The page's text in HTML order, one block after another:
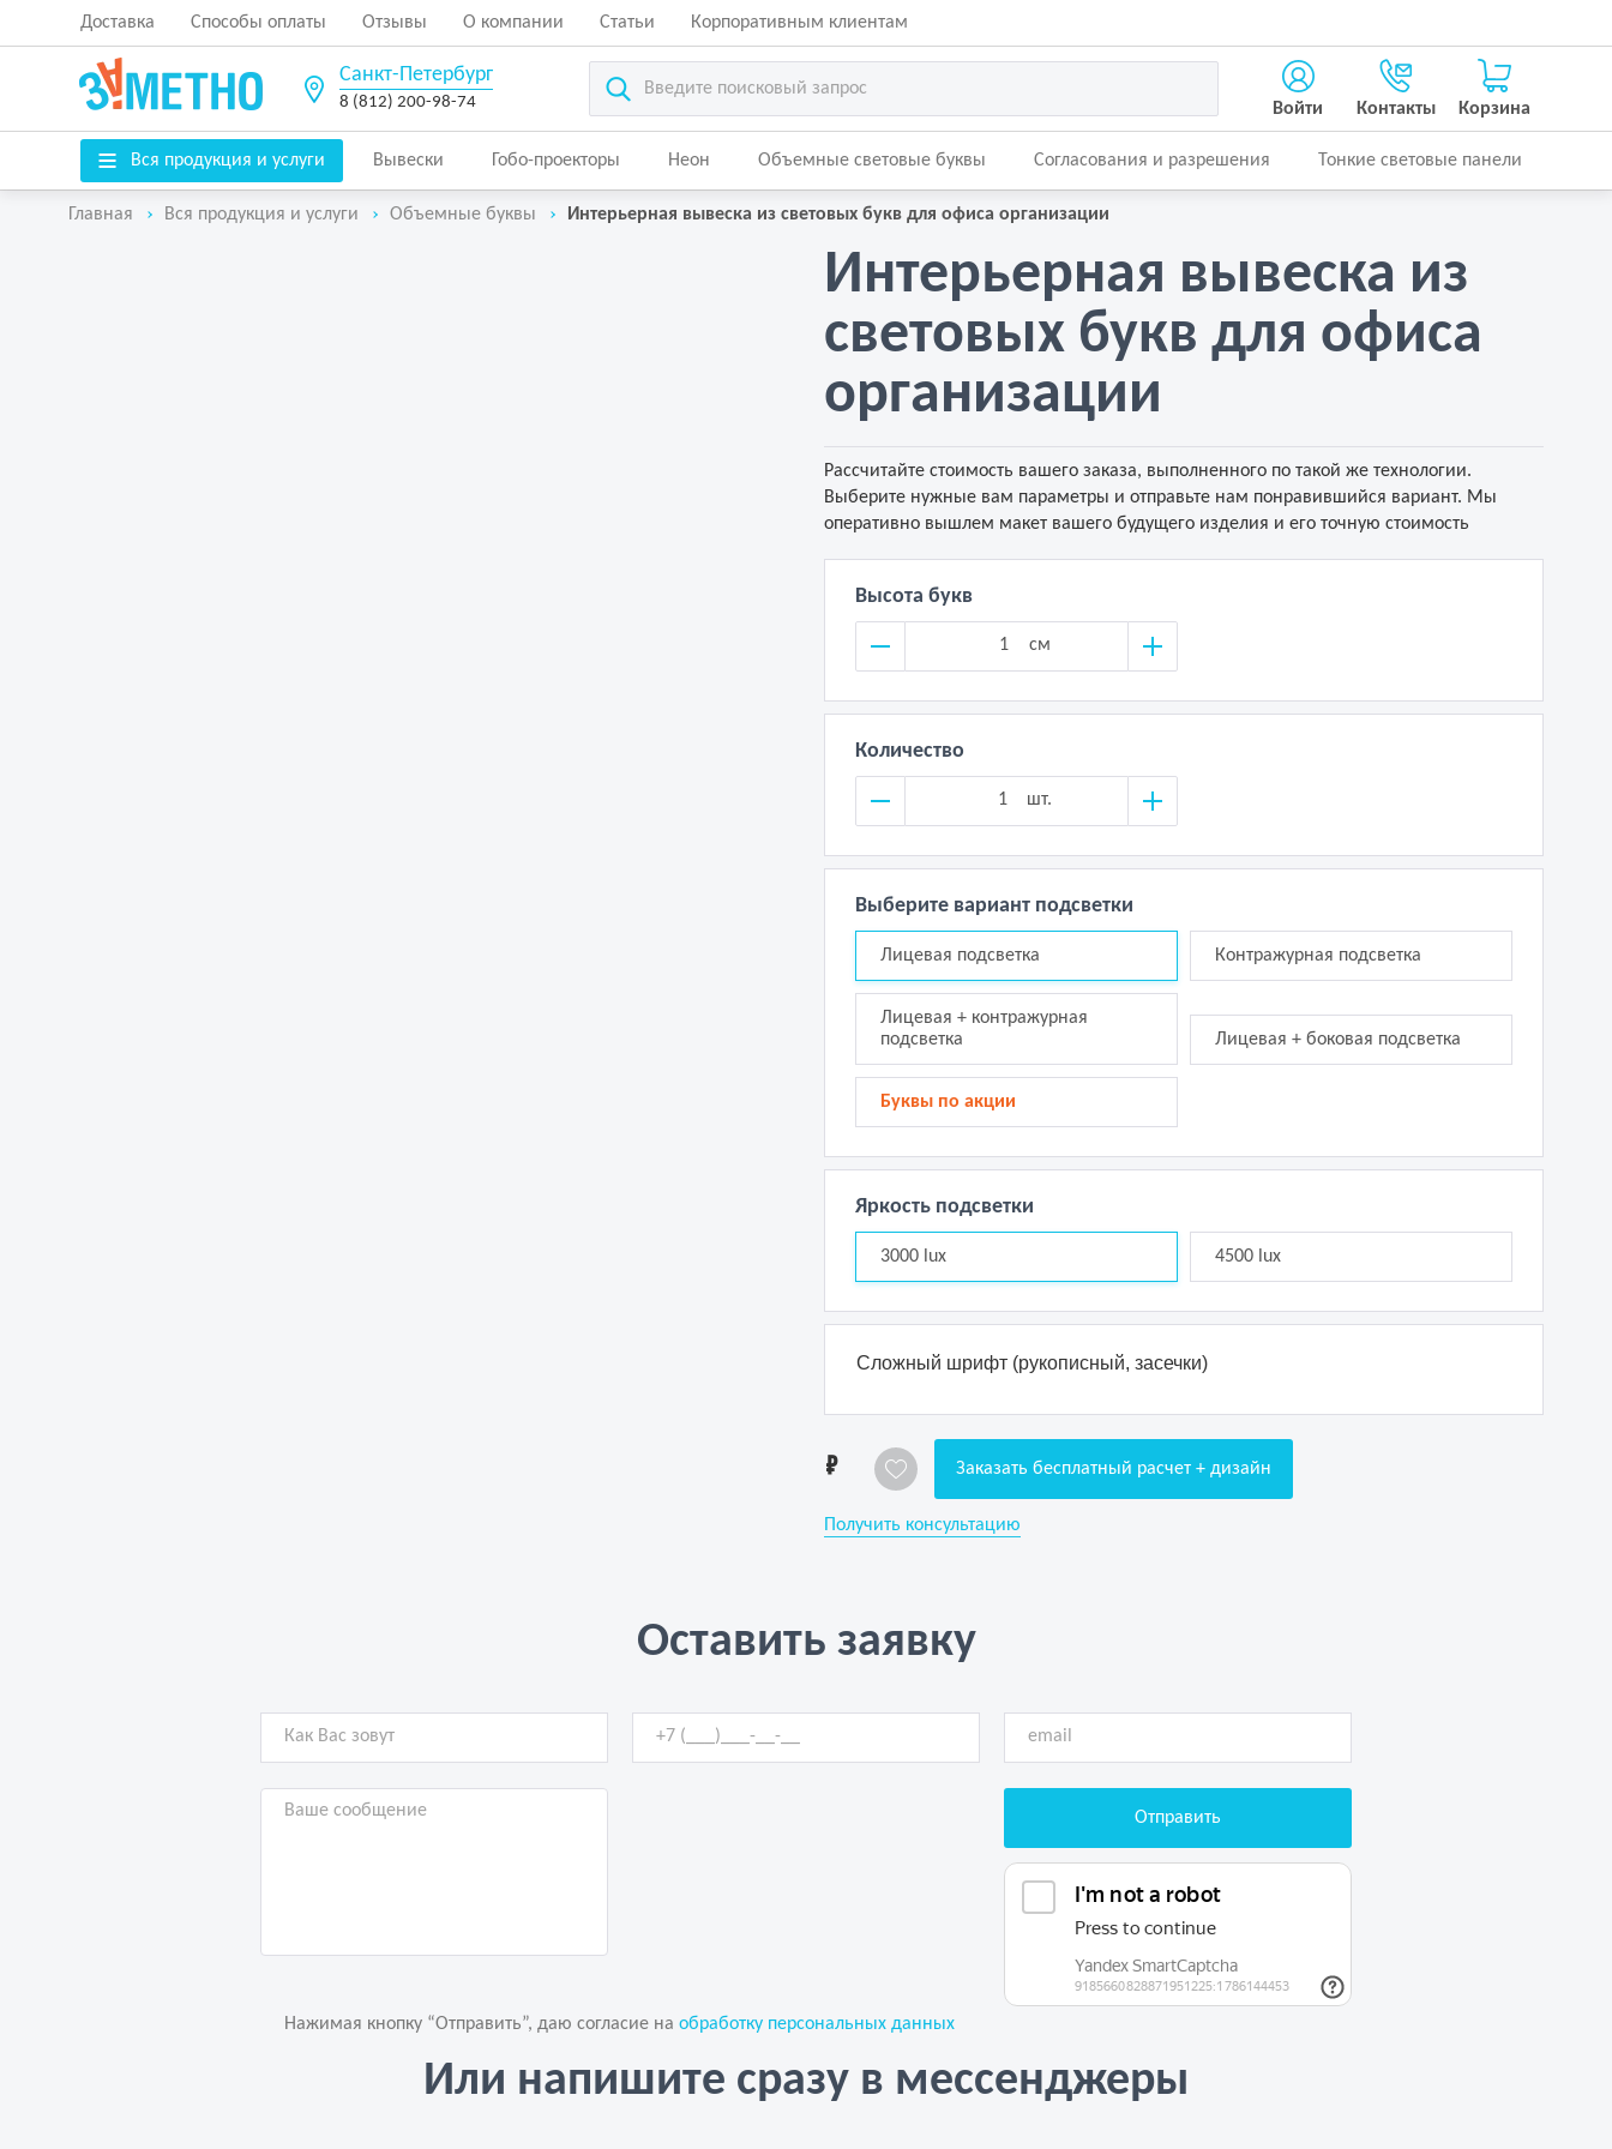
Доставка Способы оплаты Отзывы О компании Статьи Корпоративным клиентам
Санкт-Петербург
8 (812) 200-98-74 Войти Контакты Корзина
Вся продукция и услуги Вывески Гобо-проекторы Неон Объемные световые буквы Согласования и разрешения Тонкие световые панели
Главная Вся продукция и услуги Объемные буквы Интерьерная вывеска из световых букв для офиса организации
Интерьерная вывеска из
световых букв для офиса
организации
Рассчитайте стоимость вашего заказа, выполненного по такой же технологии.
Выберите нужные вам параметры и отправьте нам понравившийся вариант. Мы
оперативно вышлем макет вашего будущего изделия и его точную стоимость
Высота букв
см
Количество
шт.
Выберите вариант подсветки
Лицевая подсветка Контражурная подсветка
Лицевая + контражурная
подсветка
Лицевая + боковая подсветка
Буквы по акции
Яркость подсветки
3000 lux 4500 lux
Сложный шрифт (рукописный, засечки)
1 Заказать бесплатный расчет + дизайн
Получить консультацию
Оставить заявку
Нажимая кнопку “Отправить”, даю согласие на обработку персональных данных
Или напишите сразу в мессенджеры